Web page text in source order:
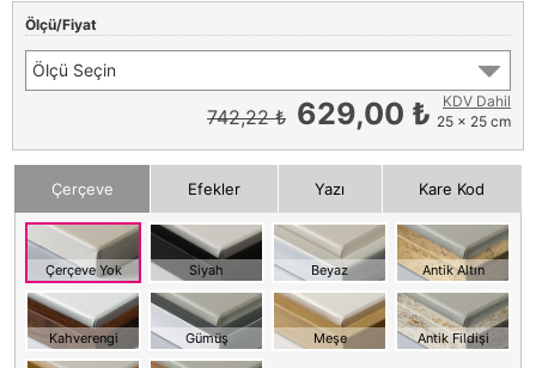
Ölçü/Fiyat
Ölçü Seçin
742,22 ₺ 629,00 ₺
KDV Dahil
25 x 25 cm
Çerçeve Efekler Yazı Kare Kod
Çerçeve Yok Siyah Beyaz Antik Altın
Kahverengi Gümüş Meşe Antik Fildişi